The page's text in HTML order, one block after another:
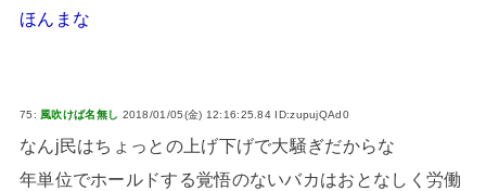
ほんまな
75: 風吹けば名無し 2018/01/05(金) 12:16:25.84 ID:zupujQAd0
なんj民はちょっとの上げ下げで大騒ぎだからな
年単位でホールドする覚悟のないバカはおとなしく労働